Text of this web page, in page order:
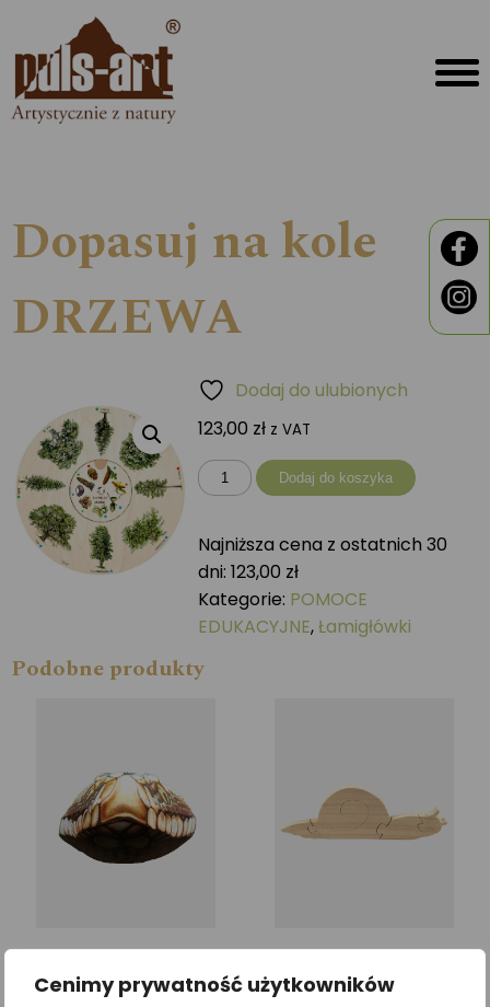
Cenimy prywatność użytkowników
Dopasuj na kole
DRZEWA
123,00 zł z VAT
ilość
Dopasuj
kole
DRZEWA
Dodaj do koszyka
Dodaj do ulubionych
Najniższa cena z ostatnich 30
dni:123,00 zł
Kategorie: POMOCE
EDUKACYJNE,Łamigłówki
Podobne produkty
ZYGZAKOWATA
ŚLIMAK